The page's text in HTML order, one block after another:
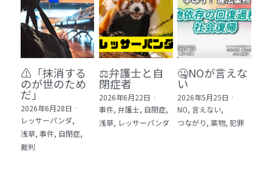
7 ライフスタイル・防災・科学技術 12冊
8 アジア・歴史・未来予測 11冊
🎬Dramas(おすすめの小説・漫画・ドラマ・
映画)
⚠️「抹消する
のが世のため
だ」​
2026年6月28日 ·
レッサーパンダ,
浅草, 事件, 自閉症,
裁判
⚖️弁護士と自
閉症者
2026年6月22日 ·
事件, 弁護士, 自閉症,
浅草, レッサーパンダ
🤐NOが言えな
い
2026年5月25日 ·
NO, 言えない,
つながり, 薬物, 犯罪